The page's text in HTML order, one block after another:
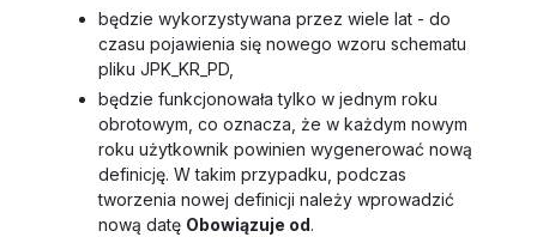
będzie wykorzystywana przez wiele lat - do
czasu pojawienia się nowego wzoru schematu
pliku JPK_KR_PD,
będzie funkcjonowała tylko w jednym roku
obrotowym, co oznacza, że w każdym nowym
roku użytkownik powinien wygenerować nową
definicję. W takim przypadku, podczas
tworzenia nowej definicji należy wprowadzić
nową datę Obowiązuje od.